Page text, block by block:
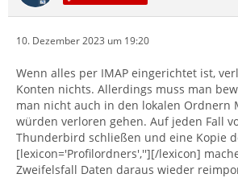
10. Dezember 2023 um 19:20
Wenn alles per IMAP eingerichtet ist,
Konten nichts. Allerdings muss man
man nicht auch in den lokalen Ordnern
würden verloren gehen. Auf jeden Fall
Thunderbird schließen und eine Kopie
[lexicon='Profilordners',''][/lexicon]
Zweifelsfall Daten daraus wieder